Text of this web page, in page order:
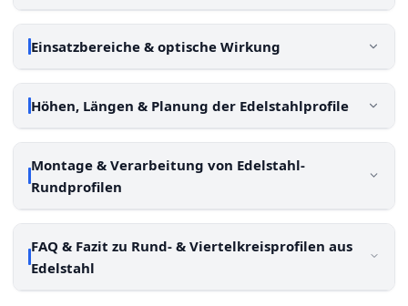
Einsatzbereiche & optische Wirkung
Höhen, Längen & Planung der Edelstahlprofile
Montage & Verarbeitung von Edelstahl-
Rundprofilen
FAQ & Fazit zu Rund- & Viertelkreisprofilen aus
Edelstahl